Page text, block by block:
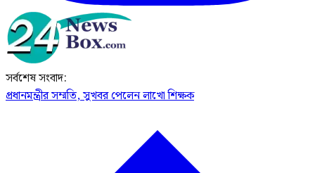
সর্বশেষ সংবাদ:
প্রধানমন্ত্রীর সম্মতি, সুখবর পেলেন লাখো শিক্ষক